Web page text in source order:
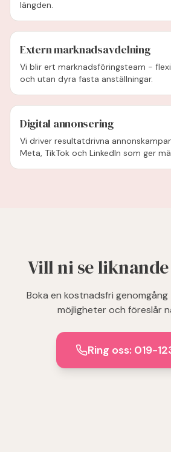
längden.
Extern marknadsavdelning
Vi blir ert marknadsföringsteam -
och utan dyra fasta anställningar.
Digital annonsering
Vi driver resultatdrivna
Meta, TikTok och LinkedIn som ger
Vill ni se
Boka en kostnadsfri
möjligheter och föreslår
Ring oss: 019-